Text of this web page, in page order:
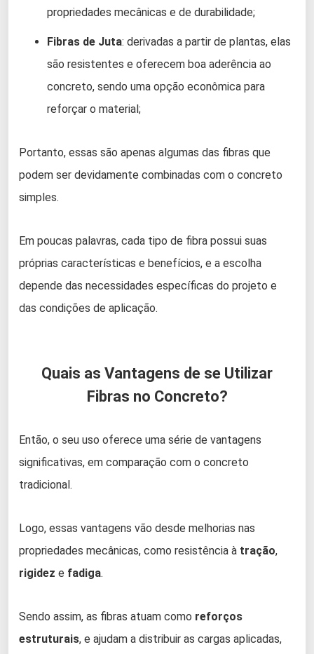
propriedades mecânicas e de durabilidade;
Fibras de Juta: derivadas a partir de plantas, elas
são resistentes e oferecem boa aderência ao
concreto, sendo uma opção econômica para
reforçar o material;
Portanto, essas são apenas algumas das fibras que
podem ser devidamente combinadas com o concreto
simples.
Em poucas palavras, cada tipo de fibra possui suas
próprias características e benefícios, e a escolha
depende das necessidades específicas do projeto e
das condições de aplicação.
Quais as Vantagens de se Utilizar
Fibras no Concreto?
Então, o seu uso oferece uma série de vantagens
significativas, em comparação com o concreto
tradicional.
Logo, essas vantagens vão desde melhorias nas
propriedades mecânicas, como resistência à tração,
rigidez e fadiga.
Sendo assim, as fibras atuam como reforços
estruturais, e ajudam a distribuir as cargas aplicadas,